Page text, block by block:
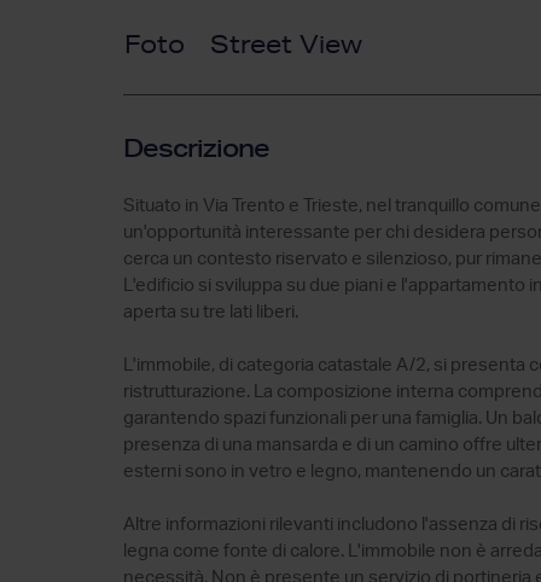
Foto Street View
Descrizione
Situato in Via Trento e Trieste, nel tranquillo
un'opportunità interessante per chi desidera
cerca un contesto riservato e silenzioso, pur
L'edificio si sviluppa su due piani e
aperta su tre lati liberi.
L'immobile, di categoria catastale A/2, si
ristrutturazione. La composizione interna
garantendo spazi funzionali per una famiglia. Un
presenza di una mansarda e di un camino offre
esterni sono in vetro e legno, mantenendo un
Altre informazioni rilevanti includono l'assenza di
legna come fonte di calore. L'immobile non è
necessità. Non è presente un servizio di